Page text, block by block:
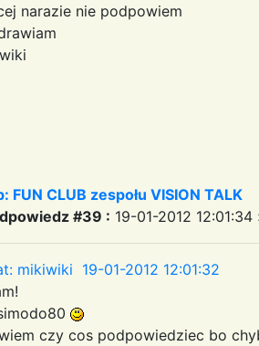
narazie nie podpowiem
FUN CLUB zespołu VISION TALK
#39 : 19-01-2012 12:01:34
mikiwiki 19-01-2012 12:01:32
czy cos podpowiedziec bo